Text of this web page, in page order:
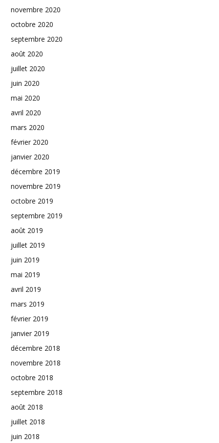
novembre 2020
octobre 2020
septembre 2020
août 2020
juillet 2020
juin 2020
mai 2020
avril 2020
mars 2020
février 2020
janvier 2020
décembre 2019
novembre 2019
octobre 2019
septembre 2019
août 2019
juillet 2019
juin 2019
mai 2019
avril 2019
mars 2019
février 2019
janvier 2019
décembre 2018
novembre 2018
octobre 2018
septembre 2018
août 2018
juillet 2018
juin 2018